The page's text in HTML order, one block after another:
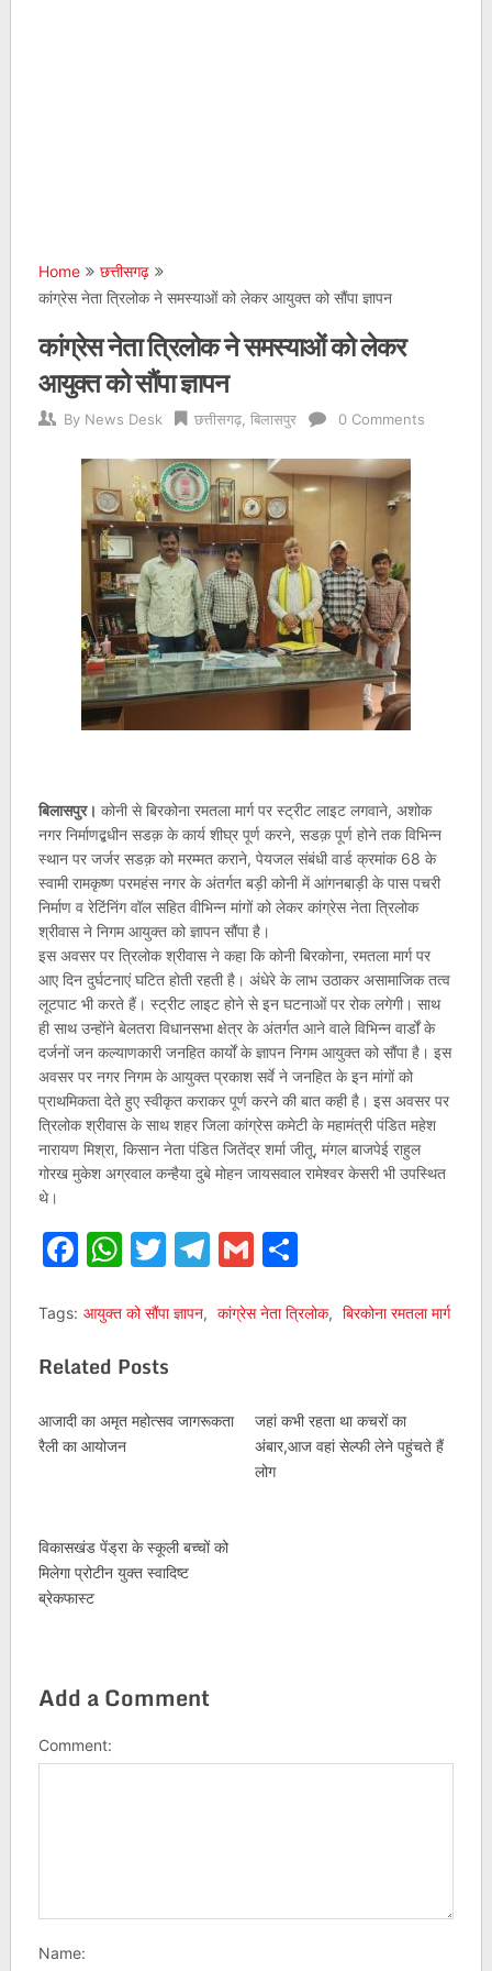
Home
छत्तीसगढ़
कांग्रेस नेता त्रिलोक ने समस्याओं को लेकर आयुक्त को सौंपा ज्ञापन
कांग्रेस नेता त्रिलोक ने समस्याओं को लेकर
आयुक्त को सौंपा ज्ञापन
By News Desk छत्तीसगढ़, बिलासपुर 0 Comments
बिलासपुर। कोनी से बिरकोना रमतला मार्ग पर स्ट्रीट लाइट लगवाने, अशोक
नगर निर्माणद्बधीन सडक़ के कार्य शीघ्र पूर्ण करने, सडक़ पूर्ण होने तक विभिन्न
स्थान पर जर्जर सडक़ को मरम्मत कराने, पेयजल संबंधी वार्ड क्रमांक 68 के
स्वामी रामकृष्ण परमहंस नगर के अंतर्गत बड़ी कोनी में आंगनबाड़ी के पास पचरी
निर्माण व रेटिंनिंग वॉल सहित वीभिन्न मांगों को लेकर कांग्रेस नेता त्रिलोक
श्रीवास ने निगम आयुक्त को ज्ञापन सौंपा है।
इस अवसर पर त्रिलोक श्रीवास ने कहा कि कोनी बिरकोना, रमतला मार्ग पर
आए दिन दुर्घटनाएं घटित होती रहती है। अंधेरे के लाभ उठाकर असामाजिक तत्व
लूटपाट भी करते हैं। स्ट्रीट लाइट होने से इन घटनाओं पर रोक लगेगी। साथ
ही साथ उन्होंने बेलतरा विधानसभा क्षेत्र के अंतर्गत आने वाले विभिन्न वार्डों के
दर्जनों जन कल्याणकारी जनहित कार्यों के ज्ञापन निगम आयुक्त को सौंपा है। इस
अवसर पर नगर निगम के आयुक्त प्रकाश सर्वे ने जनहित के इन मांगों को
प्राथमिकता देते हुए स्वीकृत कराकर पूर्ण करने की बात कही है। इस अवसर पर
त्रिलोक श्रीवास के साथ शहर जिला कांग्रेस कमेटी के महामंत्री पंडित महेश
नारायण मिश्रा, किसान नेता पंडित जितेंद्र शर्मा जीतू, मंगल बाजपेई राहुल
गोरख मुकेश अग्रवाल कन्हैया दुबे मोहन जायसवाल रामेश्वर केसरी भी उपस्थित
थे।
Facebook
WhatsApp
Twitter
Telegram
GmailShare
Tags: आयुक्त को सौंपा ज्ञापन, कांग्रेस नेता त्रिलोक, बिरकोना रमतला मार्ग
Related Posts
आजादी का अमृत महोत्सव जागरूकता
रैली का आयोजन
जहां कभी रहता था कचरों का
अंबार,आज वहां सेल्फी लेने पहुंचते हैं
लोग
विकासखंड पेंड्रा के स्कूली बच्चों को
मिलेगा प्रोटीन युक्त स्वादिष्ट
ब्रेकफास्ट
Add a Comment
Comment:
Name: